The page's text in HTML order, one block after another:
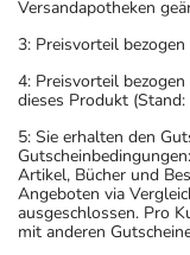
Versandapotheken
3: Preisvorteil
4: Preisvorteil
dieses Produkt
5: Sie erhalten den
Artikel, Bücher und
Angeboten via
ausgeschlossen. Pro
mit anderen